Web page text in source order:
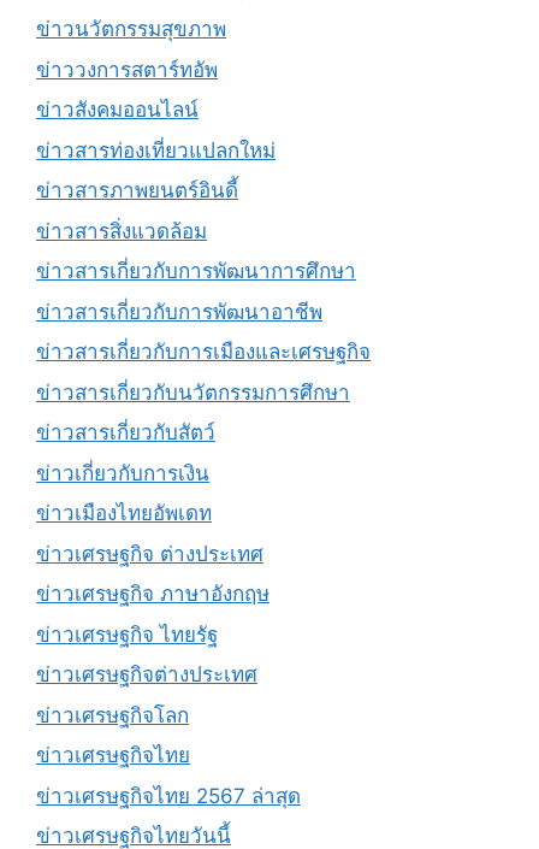
ข่าวนวัตกรรมสุขภาพ
ข่าววงการสตาร์ทอัพ
ข่าวสังคมออนไลน์
ข่าวสารท่องเที่ยวแปลกใหม่
ข่าวสารภาพยนตร์อินดี้
ข่าวสารสิ่งแวดล้อม
ข่าวสารเกี่ยวกับการพัฒนาการศึกษา
ข่าวสารเกี่ยวกับการพัฒนาอาชีพ
ข่าวสารเกี่ยวกับการเมืองและเศรษฐกิจ
ข่าวสารเกี่ยวกับนวัตกรรมการศึกษา
ข่าวสารเกี่ยวกับสัตว์
ข่าวเกี่ยวกับการเงิน
ข่าวเมืองไทยอัพเดท
ข่าวเศรษฐกิจ ต่างประเทศ
ข่าวเศรษฐกิจ ภาษาอังกฤษ
ข่าวเศรษฐกิจ ไทยรัฐ
ข่าวเศรษฐกิจต่างประเทศ
ข่าวเศรษฐกิจโลก
ข่าวเศรษฐกิจไทย
ข่าวเศรษฐกิจไทย 2567 ล่าสุด
ข่าวเศรษฐกิจไทยวันนี้